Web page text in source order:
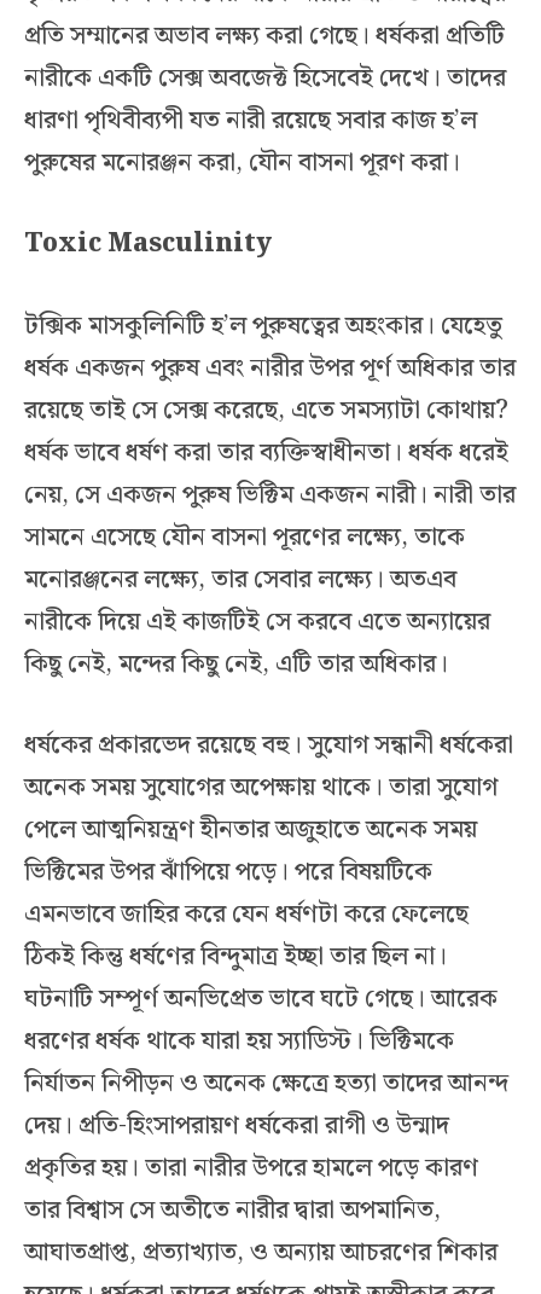
প্রতি সম্মানের অভাব লক্ষ্য করা গেছে। ধর্ষকরা প্রতিটি
নারীকে একটি সেক্স অবজেক্ট হিসেবেই দেখে। তাদের
ধারণা পৃথিবীব্যপী যত নারী রয়েছে সবার কাজ হ’ল
পুরুষের মনোরঞ্জন করা, যৌন বাসনা পূরণ করা।
Toxic Masculinity
টক্সিক মাসকুলিনিটি হ’ল পুরুষত্বের অহংকার। যেহেতু
ধর্ষক একজন পুরুষ এবং নারীর উপর পূর্ণ অধিকার তার
রয়েছে তাই সে সেক্স করেছে, এতে সমস্যাটা কোথায়?
ধর্ষক ভাবে ধর্ষণ করা তার ব্যক্তিস্বাধীনতা। ধর্ষক ধরেই
নেয়, সে একজন পুরুষ ভিক্টিম একজন নারী। নারী তার
সামনে এসেছে যৌন বাসনা পূরণের লক্ষ্যে, তাকে
মনোরঞ্জনের লক্ষ্যে, তার সেবার লক্ষ্যে। অতএব
নারীকে দিয়ে এই কাজটিই সে করবে এতে অন্যায়ের
কিছু নেই, মন্দের কিছু নেই, এটি তার অধিকার।
ধর্ষকের প্রকারভেদ রয়েছে বহু। সুযোগ সন্ধানী ধর্ষকেরা
অনেক সময় সুযোগের অপেক্ষায় থাকে। তারা সুযোগ
পেলে আত্মনিয়ন্ত্রণ হীনতার অজুহাতে অনেক সময়
ভিক্টিমের উপর ঝাঁপিয়ে পড়ে। পরে বিষয়টিকে
এমনভাবে জাহির করে যেন ধর্ষণটা করে ফেলেছে
ঠিকই কিন্তু ধর্ষণের বিন্দুমাত্র ইচ্ছা তার ছিল না।
ঘটনাটি সম্পূর্ণ অনভিপ্রেত ভাবে ঘটে গেছে। আরেক
ধরণের ধর্ষক থাকে যারা হয় স্যাডিস্ট। ভিক্টিমকে
নির্যাতন নিপীড়ন ও অনেক ক্ষেত্রে হত্যা তাদের আনন্দ
দেয়। প্রতি-হিংসাপরায়ণ ধর্ষকেরা রাগী ও উন্মাদ
প্রকৃতির হয়। তারা নারীর উপরে হামলে পড়ে কারণ
তার বিশ্বাস সে অতীতে নারীর দ্বারা অপমানিত,
আঘাতপ্রাপ্ত, প্রত্যাখ্যাত, ও অন্যায় আচরণের শিকার